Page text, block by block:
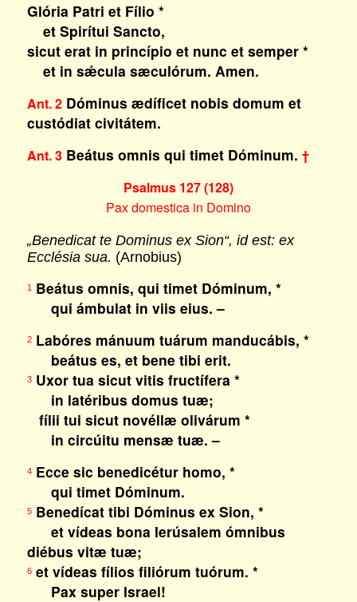
Glória Patri et Fílio *
et Spirítui Sancto,
sicut erat in princípio et nunc et semper *
et in sǽcula sæculórum. Amen.
Ant. 2Dóminus ædíficet nobis domum et
custódiat civitátem.
Ant. 3Beátus omnis qui timet Dóminum. †
Psalmus 127 (128)
Pax domestica in Domino
„Benedicat te Dominus ex Sion“, id est: ex
Ecclésia sua. (Arnobius)
1Beátus omnis, qui timet Dóminum, *
qui ámbulat in viis eius. –
2Labóres mánuum tuárum manducábis, *
beátus es, et bene tibi erit.
3Uxor tua sicut vitis fructífera *
in latéribus domus tuæ;
fílii tui sicut novéllæ olivárum *
in circúitu mensæ tuæ. –
4Ecce sic benedicétur homo, *
qui timet Dóminum.
5Benedícat tibi Dóminus ex Sion, *
et vídeas bona Ierúsalem ómnibus
diébus vitæ tuæ;
6et vídeas fílios filiórum tuórum. *
Pax super Israel!